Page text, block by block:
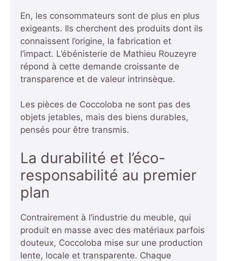
En, les consommateurs sont de plus en plus
exigeants. Ils cherchent des produits dont ils
connaissent l’origine, la fabrication et
l’impact. L’ébénisterie de Mathieu Rouzeyre
répond à cette demande croissante de
transparence et de valeur intrinsèque.
Les pièces de Coccoloba ne sont pas des
objets jetables, mais des biens durables,
pensés pour être transmis.
La durabilité et l’éco-
responsabilité au premier
plan
Contrairement à l’industrie du meuble, qui
produit en masse avec des matériaux parfois
douteux, Coccoloba mise sur une production
lente, locale et transparente. Chaque